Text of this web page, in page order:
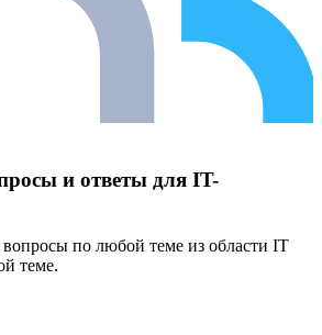
и ответы для IT-
по любой теме из области IT
теме.